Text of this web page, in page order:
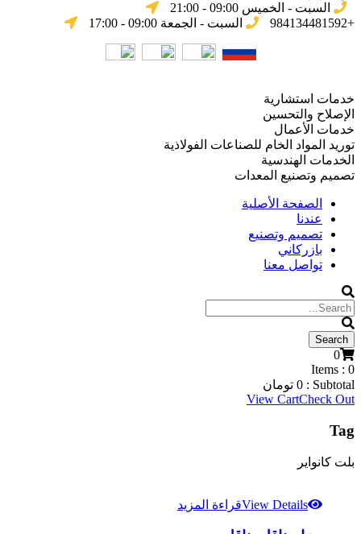
السبت - الخميس 09:00 - 21:00
+984134481592
السبت - الجمعة 09:00 - 17:00
خدمات استشارية
الإصلاح والتحسين
خدمات الأعمال
توريد المواد الخام للصناعات الفولاذية
الخدمات الهندسية
تصميم وتصنيع المعدات
الصفحة الأصلية
عندنا
تصميم وتصنيع
بازركاني
تواصل معنا
0
Items : 0
Subtotal :
0 تومان
View CartCheck Out
Tag
بلت کانوایر
View Detailsقراءة المزيد